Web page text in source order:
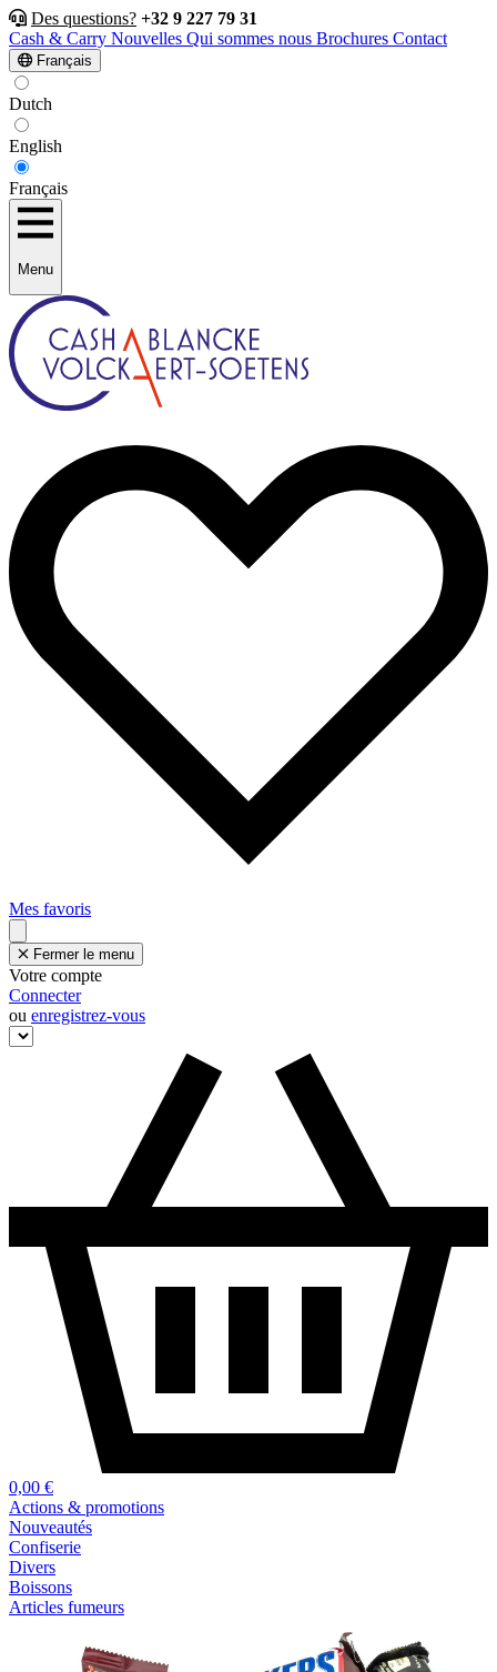
Des questions? +32 9 227 79 31
Cash & Carry Nouvelles Qui sommes nous Brochures Contact
Français
Dutch
English
Français
Menu
Mes favoris
Fermer le menu
Votre compte
Connecter
ou enregistrez-vous
0,00 €
Actions & promotions
Nouveautés
Confiserie
Divers
Boissons
Articles fumeurs